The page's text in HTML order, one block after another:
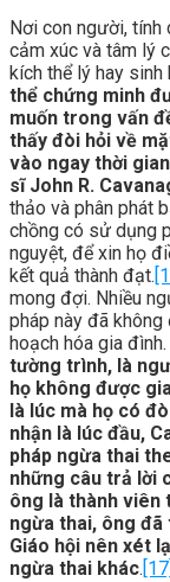
Nơi con người, tính
cảm xúc và tâm lý
kích thể lý hay sinh
thể chứng minh
muốn trong vấn
thấy đòi hỏi về
vào ngay thời
sĩ John R.
thảo và phân phát
chồng có sử dụng
nguyệt, để xin họ
kết quả thành đạt.
mong đợi. Nhiều
pháp này đã
hoạch hóa gia đình.
tường trình, là
họ không được
là lúc mà họ có
nhận là lúc đầu,
pháp ngừa thai
những câu trả lời
ông là thành viên
ngừa thai, ông
Giáo hội nên xét
ngừa thai khác. [17]